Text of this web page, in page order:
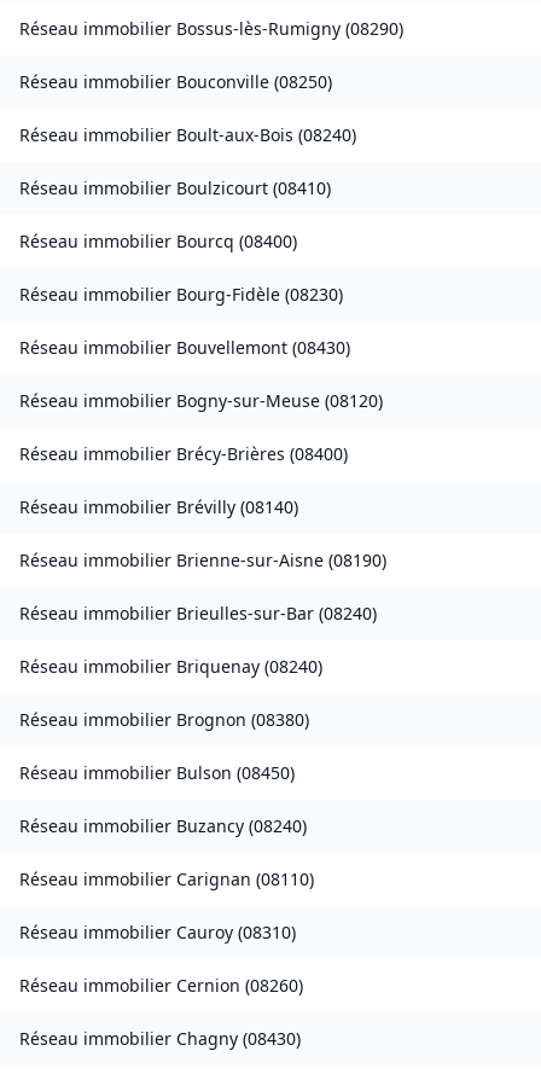
Réseau immobilier Bossus-lès-Rumigny (08290)
Réseau immobilier Bouconville (08250)
Réseau immobilier Boult-aux-Bois (08240)
Réseau immobilier Boulzicourt (08410)
Réseau immobilier Bourcq (08400)
Réseau immobilier Bourg-Fidèle (08230)
Réseau immobilier Bouvellemont (08430)
Réseau immobilier Bogny-sur-Meuse (08120)
Réseau immobilier Brécy-Brières (08400)
Réseau immobilier Brévilly (08140)
Réseau immobilier Brienne-sur-Aisne (08190)
Réseau immobilier Brieulles-sur-Bar (08240)
Réseau immobilier Briquenay (08240)
Réseau immobilier Brognon (08380)
Réseau immobilier Bulson (08450)
Réseau immobilier Buzancy (08240)
Réseau immobilier Carignan (08110)
Réseau immobilier Cauroy (08310)
Réseau immobilier Cernion (08260)
Réseau immobilier Chagny (08430)